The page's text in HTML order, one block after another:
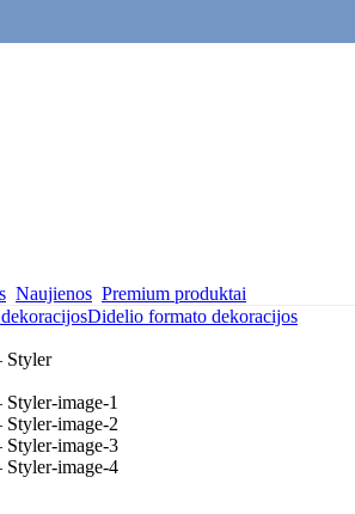
Naujienos Premium produktai
Didelio formato dekoracijos